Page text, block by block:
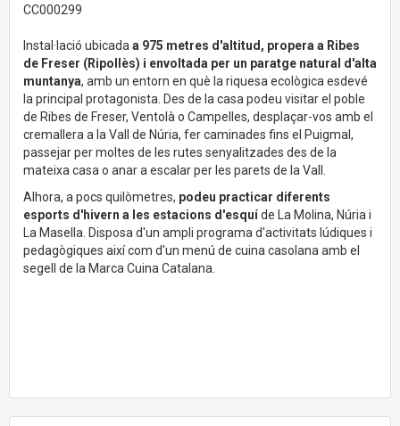
CC000299
Instal·lació ubicada a 975 metres d'altitud, propera a Ribes
de Freser (Ripollès) i envoltada per un paratge natural d'alta
muntanya, amb un entorn en què la riquesa ecològica esdevé
la principal protagonista. Des de la casa podeu visitar el poble
de Ribes de Freser, Ventolà o Campelles, desplaçar-vos amb el
cremallera a la Vall de Núria, fer caminades fins el Puigmal,
passejar per moltes de les rutes senyalitzades des de la
mateixa casa o anar a escalar per les parets de la Vall.
Alhora, a pocs quilòmetres, podeu practicar diferents
esports d'hivern a les estacions d'esquíde La Molina, Núria i
La Masella. Disposa d'un ampli programa d'activitats lúdiques i
pedagògiques així com d'un menú de cuina casolana amb el
segell de la Marca Cuina Catalana.